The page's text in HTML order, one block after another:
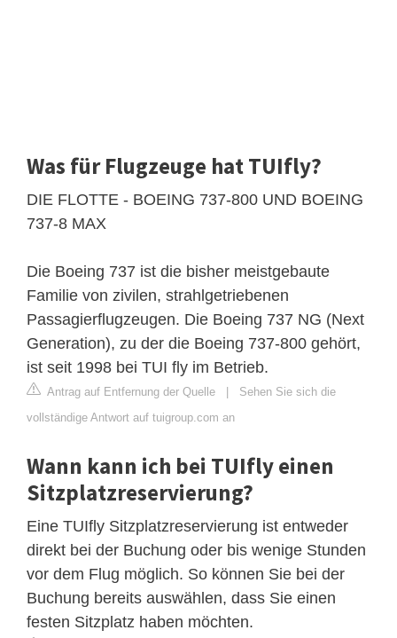
Was für Flugzeuge hat TUIfly?
DIE FLOTTE - BOEING 737-800 UND BOEING
737-8 MAX
Die Boeing 737 ist die bisher meistgebaute
Familie von zivilen, strahlgetriebenen
Passagierflugzeugen. Die Boeing 737 NG (Next
Generation), zu der die Boeing 737-800 gehört,
ist seit 1998 bei TUI fly im Betrieb.
Antrag auf Entfernung der Quelle | Sehen Sie sich die
vollständige Antwort auf tuigroup.com an
Wann kann ich bei TUIfly einen
Sitzplatzreservierung?
Eine TUIfly Sitzplatzreservierung ist entweder
direkt bei der Buchung oder bis wenige Stunden
vor dem Flug möglich. So können Sie bei der
Buchung bereits auswählen, dass Sie einen
festen Sitzplatz haben möchten.